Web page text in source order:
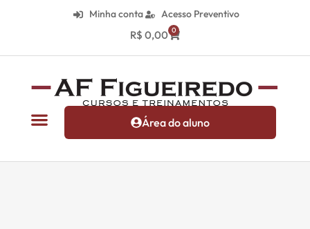
Minha conta Acesso Preventivo
R$ 0,00 0
Área do aluno